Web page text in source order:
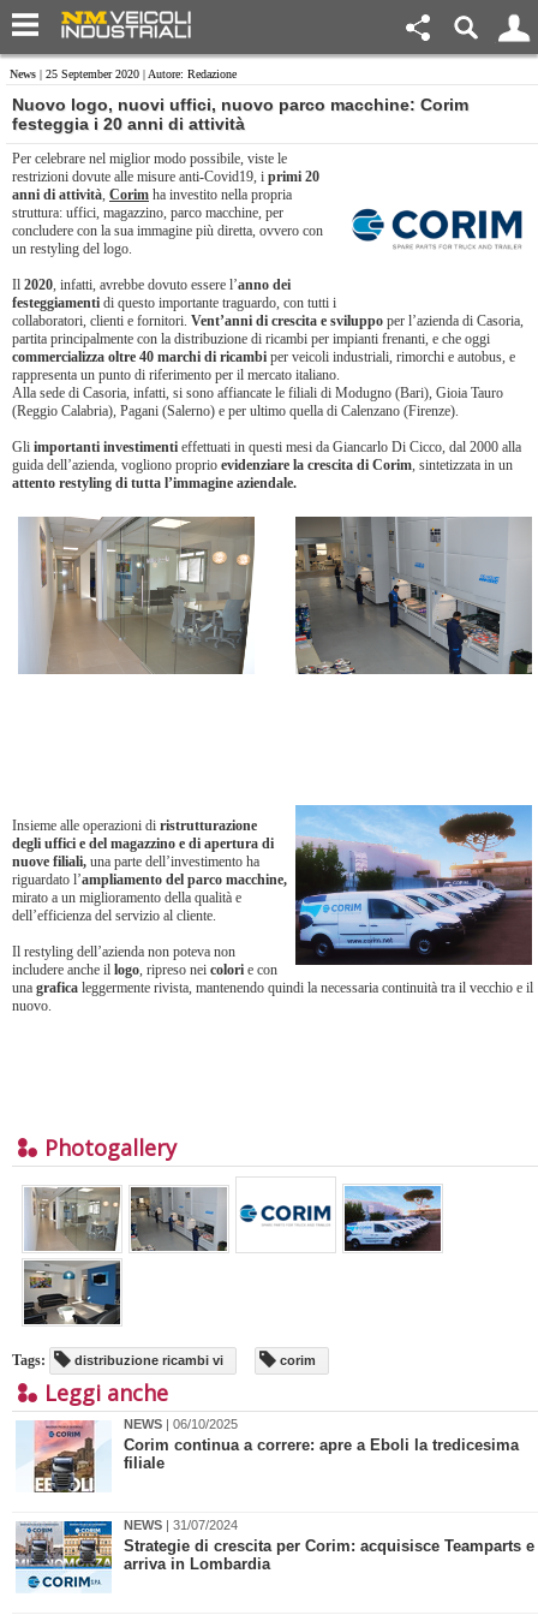
News | 25 September 2020 | Autore: Redazione
Nuovo logo, nuovi uffici, nuovo parco macchine: Corim
festeggia i 20 anni di attività
Per celebrare nel miglior modo possibile, viste le
restrizioni dovute alle misure anti-Covid19, i primi 20
anni di attività, Corim ha investito nella propria
struttura: uffici, magazzino, parco macchine, per
concludere con la sua immagine più diretta, ovvero con
un restyling del logo.
Il 2020, infatti, avrebbe dovuto essere l’anno dei
festeggiamenti di questo importante traguardo, con tutti i
collaboratori, clienti e fornitori. Vent’anni di crescita e sviluppo per l’azienda di Casoria,
partita principalmente con la distribuzione di ricambi per impianti frenanti, e che oggi
commercializza oltre 40 marchi di ricambi per veicoli industriali, rimorchi e autobus, e
rappresenta un punto di riferimento per il mercato italiano.
Alla sede di Casoria, infatti, si sono affiancate le filiali di Modugno (Bari), Gioia Tauro
(Reggio Calabria), Pagani (Salerno) e per ultimo quella di Calenzano (Firenze).
Gli importanti investimenti effettuati in questi mesi da Giancarlo Di Cicco, dal 2000 alla
guida dell’azienda, vogliono proprio evidenziare la crescita di Corim, sintetizzata in un
attento restyling di tutta l’immagine aziendale.
Insieme alle operazioni di ristrutturazione
degli uffici e del magazzino e di apertura di
nuove filiali, una parte dell’investimento ha
riguardato l’ampliamento del parco macchine,
mirato a un miglioramento della qualità e
dell’efficienza del servizio al cliente.
Il restyling dell’azienda non poteva non
includere anche il logo, ripreso nei colori e con
una grafica leggermente rivista, mantenendo quindi la necessaria continuità tra il vecchio e il
nuovo.
Photogallery
Tags: distribuzione ricambi vi corim
Leggi anche
NEWS | 06/10/2025
Corim continua a correre: apre a Eboli la tredicesima
filiale
NEWS | 31/07/2024
Strategie di crescita per Corim: acquisisce Teamparts e
arriva in Lombardia